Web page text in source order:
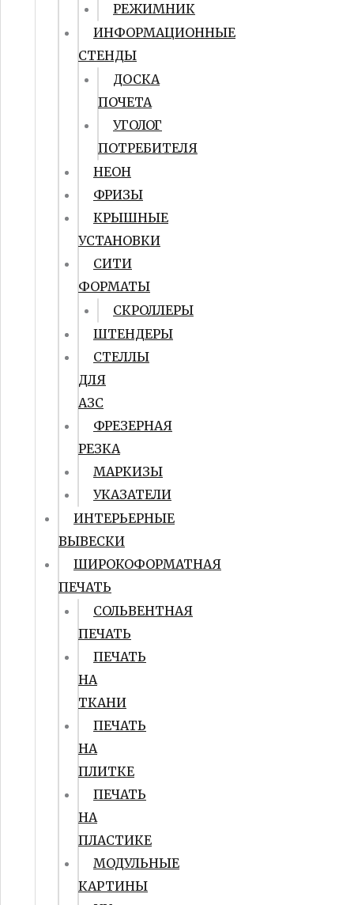
РЕЖИМНИК
ИНФОРМАЦИОННЫЕ
СТЕНДЫ
ДОСКА
ПОЧЕТА
УГОЛОГ
ПОТРЕБИТЕЛЯ
НЕОН
ФРИЗЫ
КРЫШНЫЕ
УСТАНОВКИ
СИТИ
ФОРМАТЫ
СКРОЛЛЕРЫ
ШТЕНДЕРЫ
СТЕЛЛЫ
ДЛЯ
АЗС
ФРЕЗЕРНАЯ
РЕЗКА
МАРКИЗЫ
УКАЗАТЕЛИ
ИНТЕРЬЕРНЫЕ
ВЫВЕСКИ
ШИРОКОФОРМАТНАЯ
ПЕЧАТЬ
СОЛЬВЕНТНАЯ
ПЕЧАТЬ
ПЕЧАТЬ
НА
ТКАНИ
ПЕЧАТЬ
НА
ПЛИТКЕ
ПЕЧАТЬ
НА
ПЛАСТИКЕ
МОДУЛЬНЫЕ
КАРТИНЫ